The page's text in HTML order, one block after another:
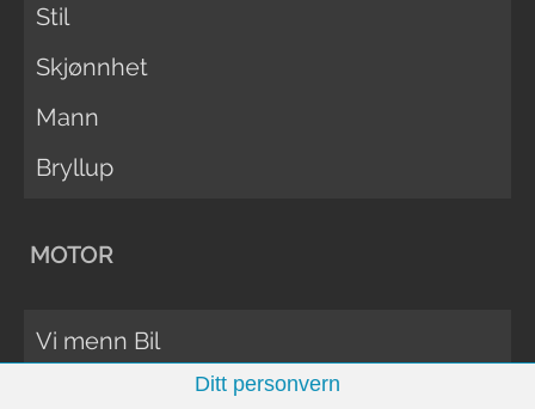
Stil
Skjønnhet
Mann
Bryllup
MOTOR
Vi menn Bil
Ditt personvern